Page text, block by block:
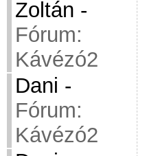
Zoltán -
Fórum:
Kávézó2
Dani -
Fórum:
Kávézó2